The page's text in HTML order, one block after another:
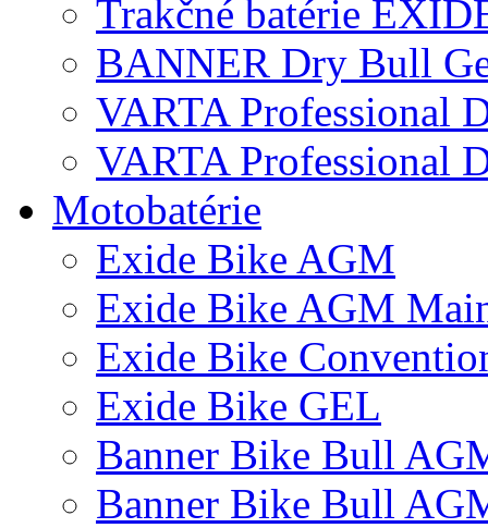
Trakčné batérie
BANNER Dry Bull
VARTA Professional
VARTA Professional
Motobatérie
Exide Bike AGM
Exide Bike AGM
Exide Bike
Exide Bike GEL
Banner Bike Bull
Banner Bike Bull